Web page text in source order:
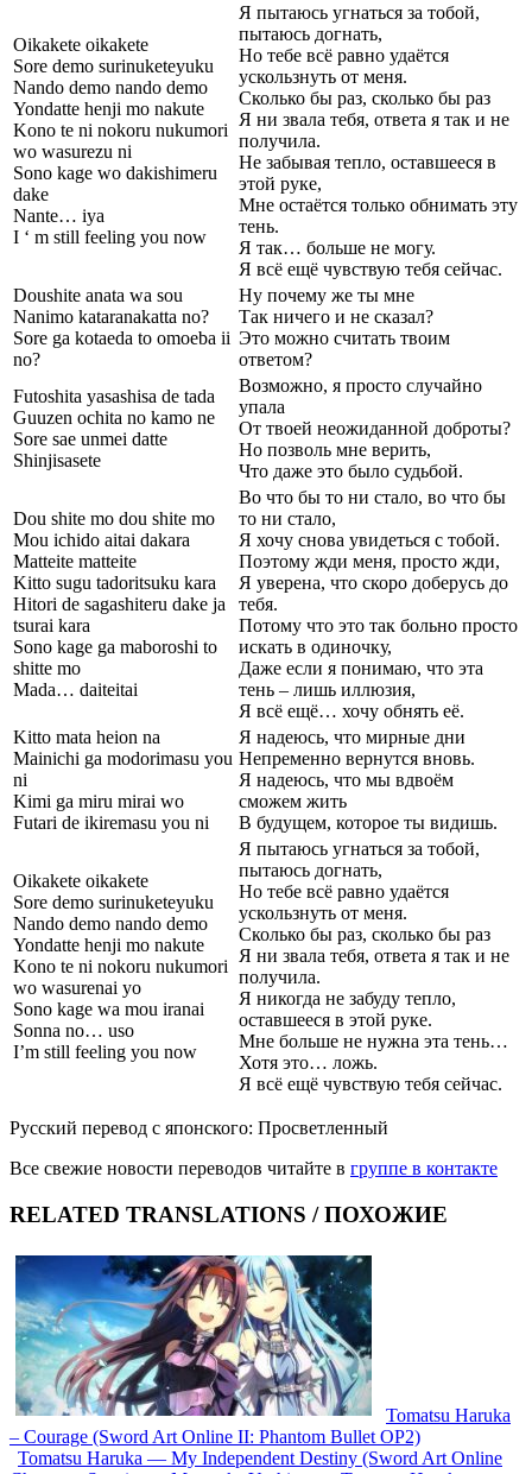
Oikakete oikakete
Sore demo surinuketeyuku
Nando demo nando demo
Yondatte henji mo nakute
Kono te ni nokoru nukumori
wo wasurezu ni
Sono kage wo dakishimeru
dake
Nante… iya
I ‘ m still feeling you now
Я пытаюсь угнаться за тобой,
пытаюсь догнать,
Но тебе всё равно удаётся
ускользнуть от меня.
Сколько бы раз, сколько бы раз
Я ни звала тебя, ответа я так и не
получила.
Не забывая тепло, оставшееся в
этой руке,
Мне остаётся только обнимать эту
тень.
Я так… больше не могу.
Я всё ещё чувствую тебя сейчас.
Doushite anata wa sou
Nanimo kataranakatta no?
Sore ga kotaeda to omoeba ii
no?
Ну почему же ты мне
Так ничего и не сказал?
Это можно считать твоим
ответом?
Futoshita yasashisa de tada
Guuzen ochita no kamo ne
Sore sae unmei datte
Shinjisasete
Возможно, я просто случайно
упала
От твоей неожиданной доброты?
Но позволь мне верить,
Что даже это было судьбой.
Dou shite mo dou shite mo
Mou ichido aitai dakara
Matteite matteite
Kitto sugu tadoritsuku kara
Hitori de sagashiteru dake ja
tsurai kara
Sono kage ga maboroshi to
shitte mo
Mada… daiteitai
Во что бы то ни стало, во что бы
то ни стало,
Я хочу снова увидеться с тобой.
Поэтому жди меня, просто жди,
Я уверена, что скоро доберусь до
тебя.
Потому что это так больно просто
искать в одиночку,
Даже если я понимаю, что эта
тень – лишь иллюзия,
Я всё ещё… хочу обнять её.
Kitto mata heion na
Mainichi ga modorimasu you
ni
Kimi ga miru mirai wo
Futari de ikiremasu you ni
Я надеюсь, что мирные дни
Непременно вернутся вновь.
Я надеюсь, что мы вдвоём
сможем жить
В будущем, которое ты видишь.
Oikakete oikakete
Sore demo surinuketeyuku
Nando demo nando demo
Yondatte henji mo nakute
Kono te ni nokoru nukumori
wo wasurenai yo
Sono kage wa mou iranai
Sonna no… uso
I’m still feeling you now
Я пытаюсь угнаться за тобой,
пытаюсь догнать,
Но тебе всё равно удаётся
ускользнуть от меня.
Сколько бы раз, сколько бы раз
Я ни звала тебя, ответа я так и не
получила.
Я никогда не забуду тепло,
оставшееся в этой руке.
Мне больше не нужна эта тень…
Хотя это… ложь.
Я всё ещё чувствую тебя сейчас.
Русский перевод с японского: Просветленный
Все свежие новости переводов читайте в группе в контакте
RELATED TRANSLATIONS / ПОХОЖИЕ
Tomatsu Haruka
– Courage (Sword Art Online II: Phantom Bullet OP2)
Tomatsu Haruka — My Independent Destiny (Sword Art Online